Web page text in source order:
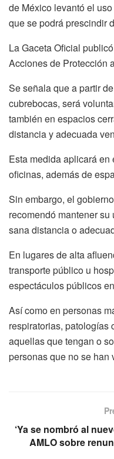
de México levantó el
que se podrá prescindir
La Gaceta Oficial
Acciones de Protección
Se señala que a partir
cubrebocas, será
también en espacios
distancia y adecuada
Esta medida aplicará
oficinas, además de
Sin embargo, el
recomendó mantener
sana distancia o
En lugares de alta
transporte público u
espectáculos públicos
Así como en personas
respiratorias, patologías
aquellas que tengan o
personas que no se han
‘Ya se nombró al
AMLO sobre